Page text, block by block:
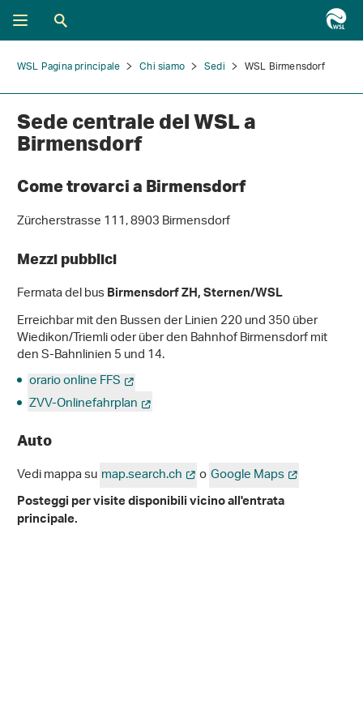
WSL Pagina principale Chi siamo Sedi WSL Birmensdorf
Sede centrale del WSL a
Birmensdorf
Come trovarci a Birmensdorf
Zürcherstrasse 111, 8903 Birmensdorf
Mezzi pubblici
Fermata del busBirmensdorf ZH, Sternen/WSL
Erreichbar mit den Bussen der Linien 220 und 350 über
Wiedikon/Triemli oder über den Bahnhof Birmensdorf mit
den S-Bahnlinien 5 und 14.
orario online FFS
ZVV-Onlinefahrplan
Auto
Vedi mappa sumap.search.ch oGoogle Maps
Posteggi per visite disponibili vicino all'entrata
principale.